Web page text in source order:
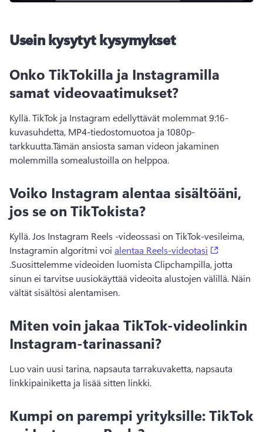
Usein kysytyt kysymykset
Onko TikTokilla ja Instagramilla
samat videovaatimukset?
Kyllä. TikTok ja Instagram edellyttävät molemmat 9:16-
kuvasuhdetta, MP4-tiedostomuotoa ja 1080p-
tarkkuutta.Tämän ansiosta saman videon jakaminen
molemmilla somealustoilla on helppoa.
Voiko Instagram alentaa sisältöäni,
jos se on TikTokista?
Kyllä. Jos Instagram Reels -videossasi on TikTok-vesileima,
Instagramin algoritmi voi alentaa Reels-videotasi
.Suosittelemme videoiden luomista Clipchampilla, jotta
sinun ei tarvitse uusiokäyttää videoita alustojen välillä. Näin
vältät sisältösi alentamisen.
Miten voin jakaa TikTok-videolinkin
Instagram-tarinassani?
Luo vain uusi tarina, napsauta tarrakuvaketta, napsauta
linkkipainiketta ja lisää sitten linkki.
Kumpi on parempi yrityksille: TikTok